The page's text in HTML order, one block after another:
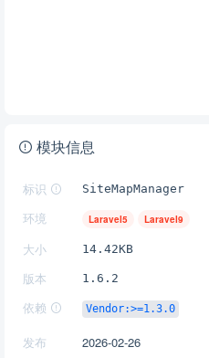
模块信息
标识 SiteMapManager
环境 Laravel5 Laravel9
大小 14.42KB
版本 1.6.2
依赖 Vendor:>=1.3.0
发布 2026-02-26